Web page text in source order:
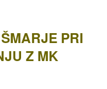
PRI
Z MK